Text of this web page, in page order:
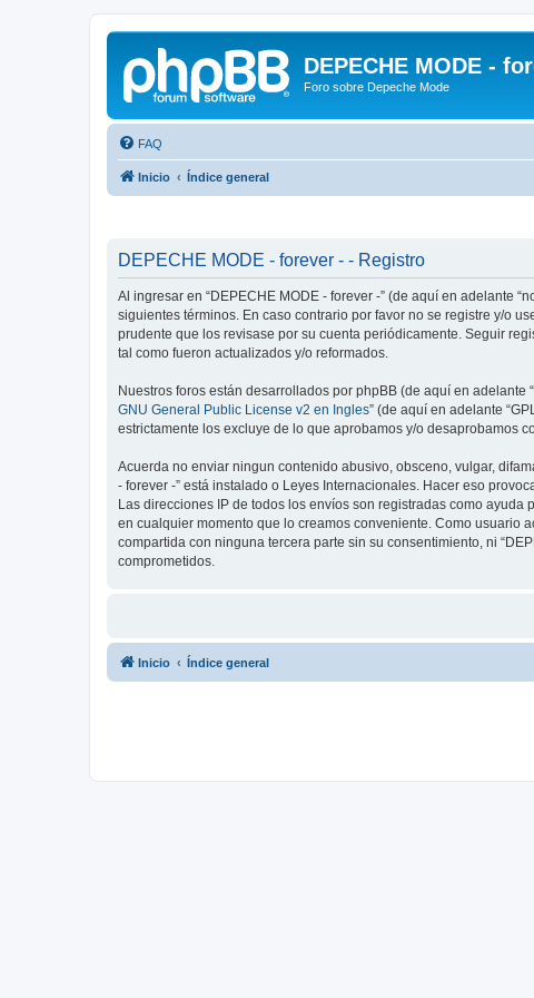
DEPECHE MODE -
Foro sobre Depeche Mode
FAQ
Inicio Índice general
DEPECHE MODE - forever - - Registro
Al ingresar en “DEPECHE MODE - forever -” (de aquí en adelante
siguientes términos. En caso contrario por favor no se registre y/o
prudente que los revisase por su cuenta periódicamente. Seguir
tal como fueron actualizados y/o reformados.
Nuestros foros están desarrollados por phpBB (de aquí en adelante
GNU General Public License v2 en Ingles” (de aquí en adelante
estrictamente los excluye de lo que aprobamos y/o desaprobamos
Acuerda no enviar ningun contenido abusivo, obsceno, vulgar,
- forever -” está instalado o Leyes Internacionales. Hacer eso
Las direcciones IP de todos los envíos son registradas como ayuda
en cualquier momento que lo creamos conveniente. Como usuario
compartida con ninguna tercera parte sin su consentimiento, ni
comprometidos.
Inicio Índice general